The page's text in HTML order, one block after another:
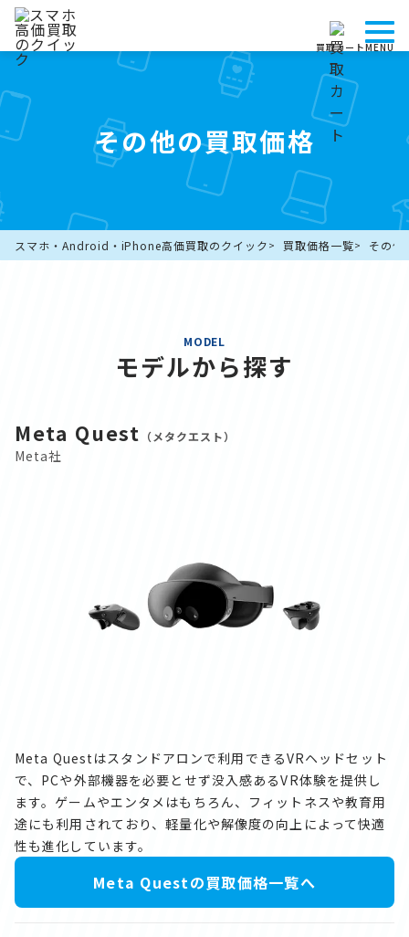
買取カートMENU
その他の買取価格
スマホ・Android・iPhone高価買取のクイック 買取価格一覧 その他
MODEL
モデルから探す
Meta Quest （メタクエスト）
Meta社
Meta Questはスタンドアロンで利用できるVRヘッドセット
で、PCや外部機器を必要とせず没入感あるVR体験を提供し
ます。ゲームやエンタメはもちろん、フィットネスや教育用
途にも利用されており、軽量化や解像度の向上によって快適
性も進化しています。
Meta Questの買取価格一覧へ